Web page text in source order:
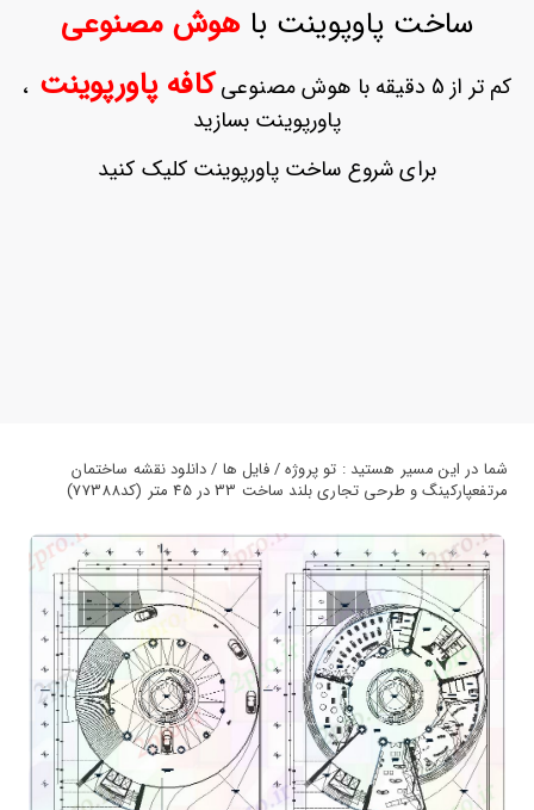
حساب
ثبت
بازیابی
ساخت پاوپوینت باهوش مصنوعی
کم تر از 5 دقیقه با هوش مصنوعی کافه پاورپوینت ،
پاورپوینت بسازید
برای شروع ساخت پاورپوینت کلیک کنید
شما در این مسیر هستید : تو پروژه / فایل ها / دانلود نقشه ساختمان
مرتفعپارکینگ و طرحی تجاری بلند ساخت 33 در 45 متر (کد77388)